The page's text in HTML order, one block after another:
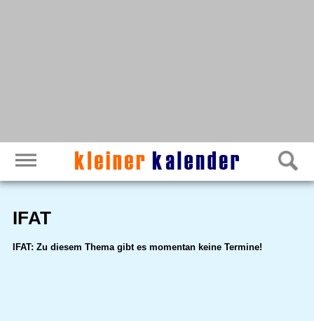
IFAT
IFAT: Zu diesem Thema gibt es momentan keine Termine!